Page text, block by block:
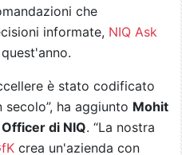
che
informate, NIQ Ask
è stato codificato
ha aggiunto Mohit
di NIQ. “La nostra
crea un'azienda con